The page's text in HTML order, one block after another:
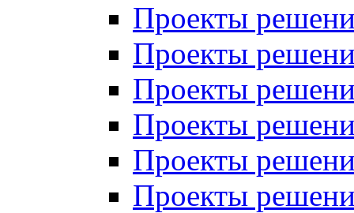
Проекты
Проекты
Проекты
Проекты
Проекты
Проекты